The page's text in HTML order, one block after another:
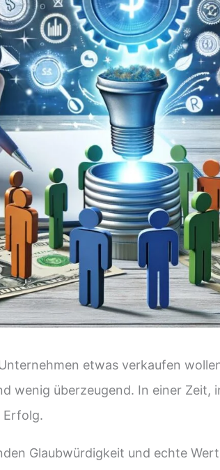
etwas verkaufen
wenig überzeugend. In einer
Erfolg.
Glaubwürdigkeit und echte